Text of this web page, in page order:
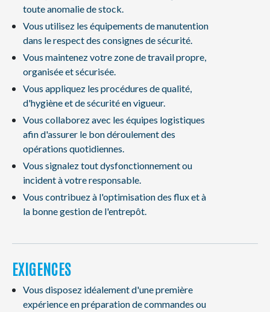
toute anomalie de stock.
Vous utilisez les équipements de manutention
dans le respect des consignes de sécurité.
Vous maintenez votre zone de travail propre,
organisée et sécurisée.
Vous appliquez les procédures de qualité,
d'hygiène et de sécurité en vigueur.
Vous collaborez avec les équipes logistiques
afin d'assurer le bon déroulement des
opérations quotidiennes.
Vous signalez tout dysfonctionnement ou
incident à votre responsable.
Vous contribuez à l'optimisation des flux et à
la bonne gestion de l'entrepôt.
EXIGENCES
Vous disposez idéalement d'une première
expérience en préparation de commandes ou